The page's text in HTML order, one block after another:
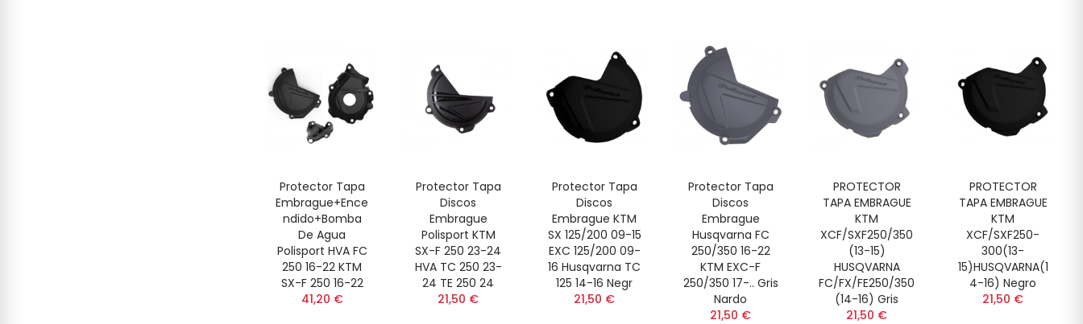
Protector Tapa
Embrague+Ence
Ndido+Bomba
De Agua
Polisport HVA FC
250 16-22 KTM
SX-F 250 16-22
41,20 €
Protector Tapa
Discos
Embrague
Polisport KTM
SX-F 250 23-24
HVA TC 250 23-
24 TE 250 24
21,50 €
Protector Tapa
Discos
Embrague KTM
SX 125/200 09-15
EXC 125/200 09-
16 Husqvarna TC
125 14-16 Negr
21,50 €
Protector Tapa
Discos
Embrague
Husqvarna FC
250/350 16-22
KTM EXC-F
250/350 17-.. Gris
Nardo
21,50 €
PROTECTOR
TAPA EMBRAGUE
KTM
XCF/SXF250/350
(13-15)
HUSQVARNA
FC/FX/FE250/350
(14-16) Gris
21,50 €
PROTECTOR
TAPA EMBRAGUE
KTM
XCF/SXF250-
300(13-
15)HUSQVARNA(1
4-16) Negro
21,50 €